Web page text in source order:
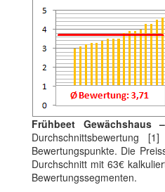
Frühbeet
Durchschnittsbewertung
Bewertungspunkte. Die
Durchschnitt mit 63€
Bewertungssegmenten.